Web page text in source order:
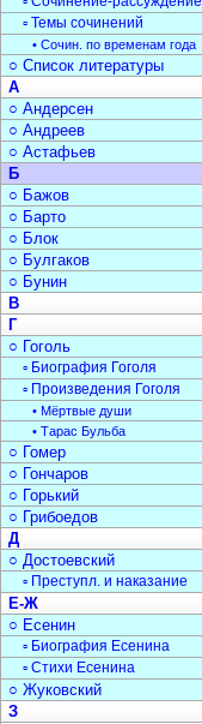
▫ Темы сочинений
• Сочин. по временам года
○ Список литературы
А
○ Андерсен
○ Андреев
○ Астафьев
Б
○ Бажов
○ Барто
○ Блок
○ Булгаков
○ Бунин
В
Г
○ Гоголь
▫ Биография Гоголя
▫ Произведения Гоголя
• Мёртвые души
• Тарас Бульба
○ Гомер
○ Гончаров
○ Горький
○ Грибоедов
Д
○ Достоевский
▫ Преступл. и наказание
Е-Ж
○ Есенин
▫ Биография Есенина
▫ Стихи Есенина
○ Жуковский
З